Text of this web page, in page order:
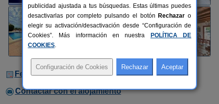
Fechas Libres
Contactar con el alojamiento
publicidad ajustada a tus búsquedas. Estas últimas puedes
desactivarlas por completo pulsando el botón Rechazar o
elegir su activación/desactivación desde “Configuración de
Cookies”. Más información en nuestra
POLÍTICA DE
COOKIES.